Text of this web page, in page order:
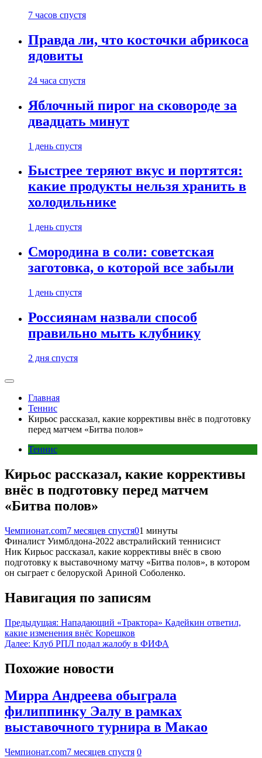
7 часов спустя
Правда ли, что косточки абрикоса
ядовиты
24 часа спустя
Яблочный пирог на сковороде за
двадцать минут
1 день спустя
Быстрее теряют вкус и портятся:
какие продукты нельзя хранить в
холодильнике
1 день спустя
Смородина в соли: советская
заготовка, о которой все забыли
1 день спустя
Россиянам назвали способ
правильно мыть клубнику
2 дня спустя
Главная
Теннис
Кирьос рассказал, какие коррективы внёс в подготовку
перед матчем «Битва полов»
Теннис
Кирьос рассказал, какие коррективы
внёс в подготовку перед матчем
«Битва полов»
Чемпионат.com7 месяцев спустя01 минуты
Финалист Уимблдона-2022 австралийский теннисист
Ник Кирьос рассказал, какие коррективы внёс в свою
подготовку к выставочному матчу «Битва полов», в котором
он сыграет с белоруской Ариной Соболенко.
Навигация по записям
Предыдущая: Нападающий «Трактора» Кадейкин ответил,
какие изменения внёс Корешков
Далее: Клуб РПЛ подал жалобу в ФИФА
Похожие новости
Мирра Андреева обыграла
филиппинку Эалу в рамках
выставочного турнира в Макао
Чемпионат.com7 месяцев спустя 0